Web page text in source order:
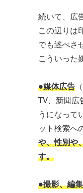
続いて、広
この辺りは
でも述べさ
こういった
●媒体広告
TV、新聞広
うになって
ット検索へ
や、性別や
す。
●撮影、編集